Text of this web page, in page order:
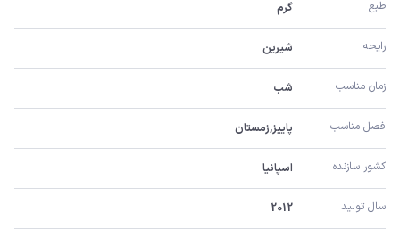
طبع گرم
رایحه شیرین
زمان مناسب شب
فصل مناسب پاییز,زمستان
کشور سازنده اسپانیا
سال تولید 2012